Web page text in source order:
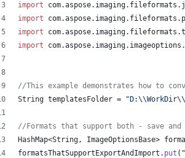
import
com.aspose. imaging. fileformats .
import
com.aspose. imaging. fileformats .
import
com.aspose. imaging. fileformats .
import
com.aspose. imaging. imageoptions
//This example demonstrates how to
String templatesFolder = "D:\\WorkDir\\
//Formats that support both - save and
HashMap<String, ImageOptionsBase>
formatsThatSupportExportAndImport . put (